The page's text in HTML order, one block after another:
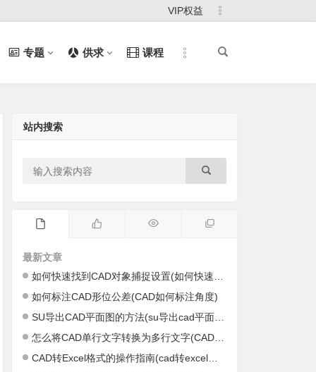
VIP权益
专题 供求 课程
站内搜索
最新文章
如何快速找到CAD对象捕捉设置(如何快速找到cad里的图)
如何标注CAD形位公差(CAD如何标注角度)
SU导出CAD平面图的方法(su导出cad平面图不正)
怎么将CAD单行文字转换为多行文字(CAD单行文字怎么结束)
CAD转Excel格式的操作指南(cad转excel软件)